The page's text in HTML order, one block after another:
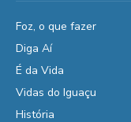
Foz, o que fazer
Diga Aí
É da Vida
Vidas do Iguaçu
História